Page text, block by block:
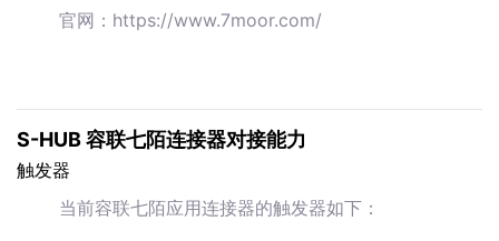
官网：https://www.7moor.com/
S-HUB 容联七陌连接器对接能力
触发器
当前容联七陌应用连接器的触发器如下：